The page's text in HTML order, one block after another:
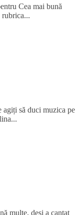
Cea mai bună
să duci muzica pe
multe, deși a cantat